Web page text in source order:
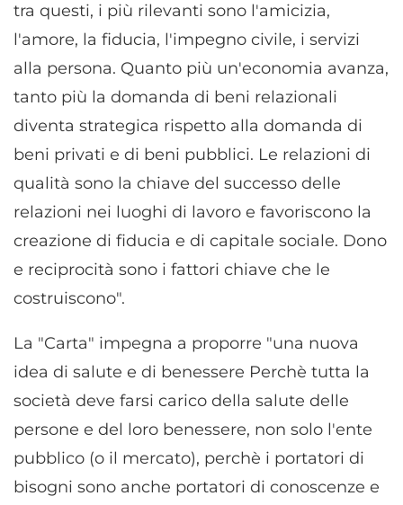
tra questi, i più rilevanti sono l'amicizia,
l'amore, la fiducia, l'impegno civile, i servizi
alla persona. Quanto più un'economia avanza,
tanto più la domanda di beni relazionali
diventa strategica rispetto alla domanda di
beni privati e di beni pubblici. Le relazioni di
qualità sono la chiave del successo delle
relazioni nei luoghi di lavoro e favoriscono la
creazione di fiducia e di capitale sociale. Dono
e reciprocità sono i fattori chiave che le
costruiscono".
La "Carta" impegna a proporre "una nuova
idea di salute e di benessere Perchè tutta la
società deve farsi carico della salute delle
persone e del loro benessere, non solo l'ente
pubblico (o il mercato), perchè i portatori di
bisogni sono anche portatori di conoscenze e